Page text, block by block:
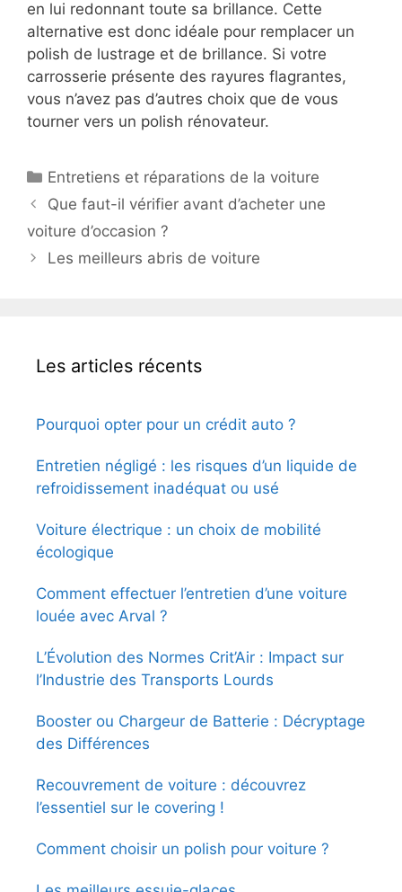
en lui redonnant toute sa brillance. Cette
alternative est donc idéale pour remplacer un
polish de lustrage et de brillance. Si votre
carrosserie présente des rayures flagrantes,
vous n’avez pas d’autres choix que de vous
tourner vers un polish rénovateur.
Catégories
Entretiens et réparations de la voiture
Que faut-il vérifier avant d’acheter une
voiture d’occasion ?
Les meilleurs abris de voiture
Les articles récents
Pourquoi opter pour un crédit auto ?
Entretien négligé : les risques d’un liquide de
refroidissement inadéquat ou usé
Voiture électrique : un choix de mobilité
écologique
Comment effectuer l’entretien d’une voiture
louée avec Arval ?
L’Évolution des Normes Crit’Air : Impact sur
l’Industrie des Transports Lourds
Booster ou Chargeur de Batterie : Décryptage
des Différences
Recouvrement de voiture : découvrez
l’essentiel sur le covering !
Comment choisir un polish pour voiture ?